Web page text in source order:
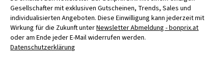
Gesellschafter mit exklusiven Gutscheinen, Trends, Sales und
individualisierten Angeboten. Diese Einwilligung kann jederzeit mit
Wirkung für die Zukunft unterNewsletter Abmeldung - bonprix.at
oder am Ende jeder E-Mail widerrufen werden.
Datenschutzerklärung